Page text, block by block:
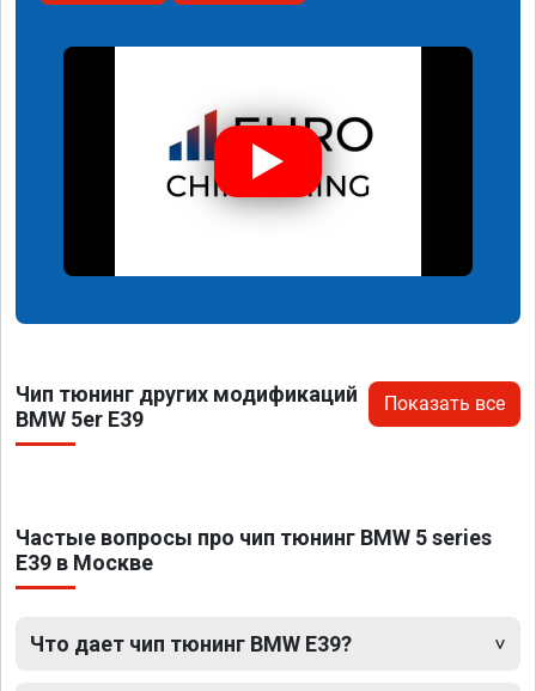
Чип тюнинг других модификаций
BMW 5er E39
Показать все
Частые вопросы про чип тюнинг BMW 5 series
E39 в Москве
Что дает чип тюнинг BMW E39?